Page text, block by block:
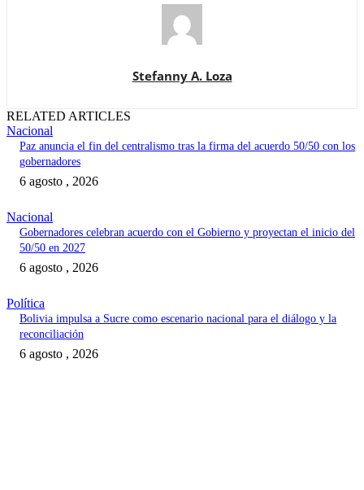
Stefanny A. Loza
RELATED ARTICLES
Nacional
Paz anuncia el fin del centralismo tras la firma del acuerdo 50/50 con los
gobernadores
6 agosto , 2026
Nacional
Gobernadores celebran acuerdo con el Gobierno y proyectan el inicio del
50/50 en 2027
6 agosto , 2026
Política
Bolivia impulsa a Sucre como escenario nacional para el diálogo y la
reconciliación
6 agosto , 2026